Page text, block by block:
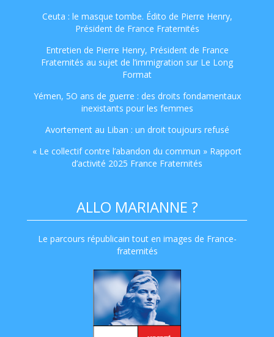
Ceuta : le masque tombe. Édito de Pierre Henry,
Président de France Fraternités
Entretien de Pierre Henry, Président de France
Fraternités au sujet de l’immigration sur Le Long
Format
Yémen, 5O ans de guerre : des droits fondamentaux
inexistants pour les femmes
Avortement au Liban : un droit toujours refusé
« Le collectif contre l’abandon du commun » Rapport
d’activité 2025 France Fraternités
ALLO MARIANNE ?
Le parcours républicain tout en images de France-
fraternités